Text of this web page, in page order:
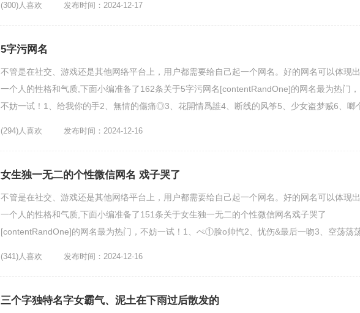
(300)人喜欢 发布时间：2024-12-17
5字污网名
不管是在社交、游戏还是其他网络平台上，用户都需要给自己起一个网名。好的网名可以体现出
一个人的性格和气质,下面小编准备了162条关于5字污网名[contentRandOne]的网名最为热门，
不妨一试！1、给我你的手2、無情的傷痛◎3、花開情爲誰4、断线的风筝5、少女盗梦贼6、啷
(294)人喜欢 发布时间：2024-12-16
女生独一无二的个性微信网名 戏子哭了
不管是在社交、游戏还是其他网络平台上，用户都需要给自己起一个网名。好的网名可以体现出
一个人的性格和气质,下面小编准备了151条关于女生独一无二的个性微信网名戏子哭了
[contentRandOne]的网名最为热门，不妨一试！1、ぺ①脸o帅忾2、忧伤&最后一吻3、空荡荡
(341)人喜欢 发布时间：2024-12-16
三个字独特名字女霸气、泥土在下雨过后散发的